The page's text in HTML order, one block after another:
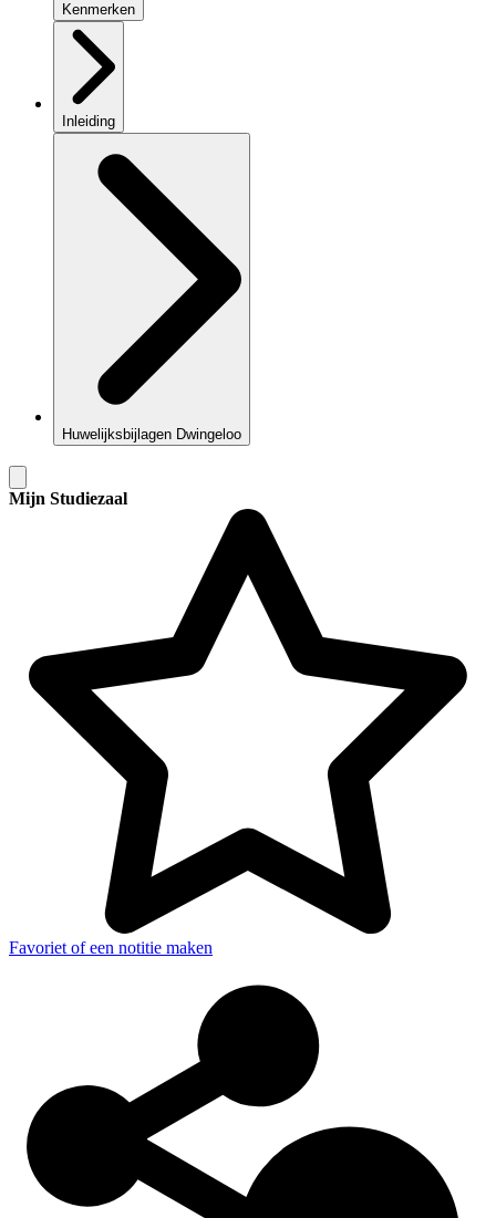
Kenmerken
Inleiding
Huwelijksbijlagen Dwingeloo
Mijn Studiezaal
Favoriet of een notitie maken